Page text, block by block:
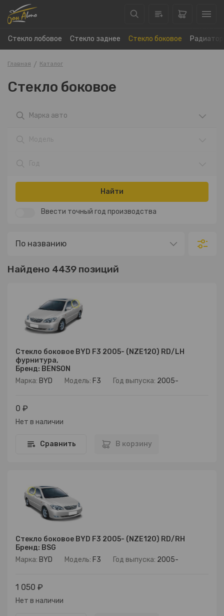
Стекло лобовое Стекло заднее Стекло боковое
Главная Каталог
Стекло боковое
Марка авто
Найти
Ввести точный год производства
Найдено 4439 позиций
Стекло боковое BYD F3 2005- (NZE120) RD/LH
фурнитура,
Бренд: BENSON
Марка: BYD Модель: F3 Год выпуска: 2005-
0 ₽
Нет в наличии
Сравнить В корзину
Стекло боковое BYD F3 2005- (NZE120) RD/RH
Бренд: BSG
Марка: BYD Модель: F3 Год выпуска: 2005-
1 050 ₽
Нет в наличии